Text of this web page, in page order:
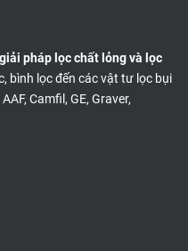
pháp lọc chất lỏng và lọc
bình lọc đến các vật tư lọc bụi
Camfil, GE, Graver,